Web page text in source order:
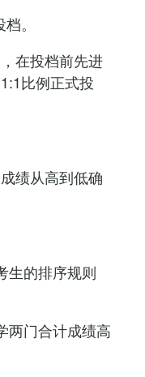
。
在投档前先进
比例正式投
绩从高到低确
生的排序规则
两门合计成绩高